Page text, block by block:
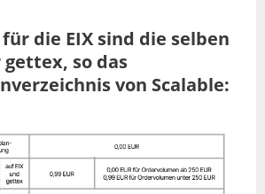
die EIX sind die selben
so das
von Scalable: